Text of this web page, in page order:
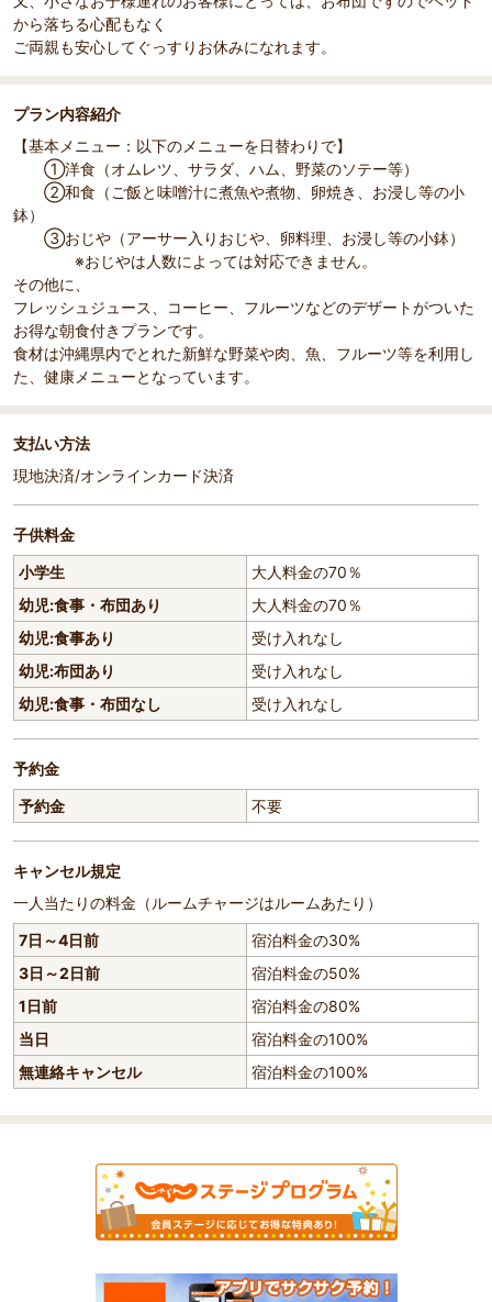
から落ちる心配もなく
ご両親も安心してぐっすりお休みになれます。
プラン内容紹介
【基本メニュー：以下のメニューを日替わりで】
①洋食（オムレツ、サラダ、ハム、野菜のソテー等）
②和食（ご飯と味噌汁に煮魚や煮物、卵焼き、お浸し等の小
鉢）
③おじや（アーサー入りおじや、卵料理、お浸し等の小鉢）
※おじやは人数によっては対応できません。
その他に、
フレッシュジュース、コーヒー、フルーツなどのデザートがついた
お得な朝食付きプランです。
食材は沖縄県内でとれた新鮮な野菜や肉、魚、フルーツ等を利用し
た、健康メニューとなっています。
支払い方法
現地決済/オンラインカード決済
子供料金
小学生
大人料金の70％
幼児:食事・布団あり
大人料金の70％
幼児:食事あり
受け入れなし
幼児:布団あり
受け入れなし
幼児:食事・布団なし
受け入れなし
予約金
予約金
不要
キャンセル規定
一人当たりの料金（ルームチャージはルームあたり）
7日～4日前
宿泊料金の30%
3日～2日前
宿泊料金の50%
1日前
宿泊料金の80%
当日
宿泊料金の100%
無連絡キャンセル
宿泊料金の100%